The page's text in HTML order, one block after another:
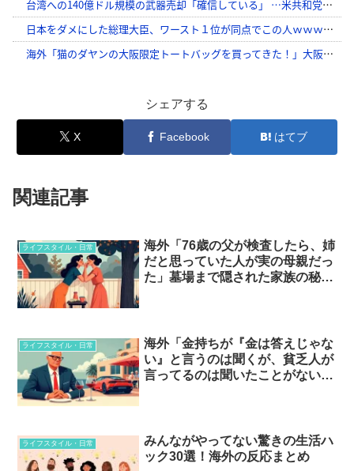
シェアする
X Facebook はてブ
関連記事
ライフスタイル・日常
海外「76歳の父が検査したら、姉
だと思っていた人が実の母親だっ
た」墓場まで隠された家族の秘
ライフスタイル・日常
海外「金持ちが『金は答えじゃな
い』と言うのは聞くが、貧乏人が
言ってるのは聞いたことがない」
ライフスタイル・日常
みんながやってない驚きの生活ハ
ック30選！海外の反応まとめ